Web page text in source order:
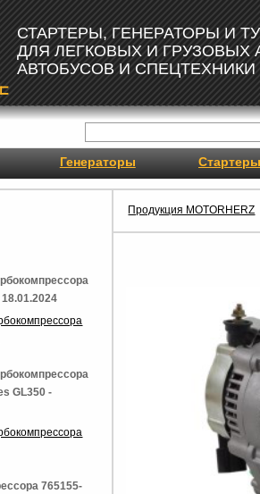
СТАРТЕРЫ, ГЕНЕРАТОРЫ И
ДЛЯ ЛЕГКОВЫХ И ГРУЗОВЫХ
АВТОБУСОВ И СПЕЦТЕХНИКИ
Генераторы Стартеры
Продукция MOTORHERZ
GL350 -
765155-